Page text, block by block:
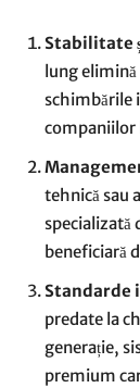
Stabilitate
lung elimină
schimbările
companiilor
tehnică sau
specializată
beneficiară
Standarde
predate la
generație,
premium